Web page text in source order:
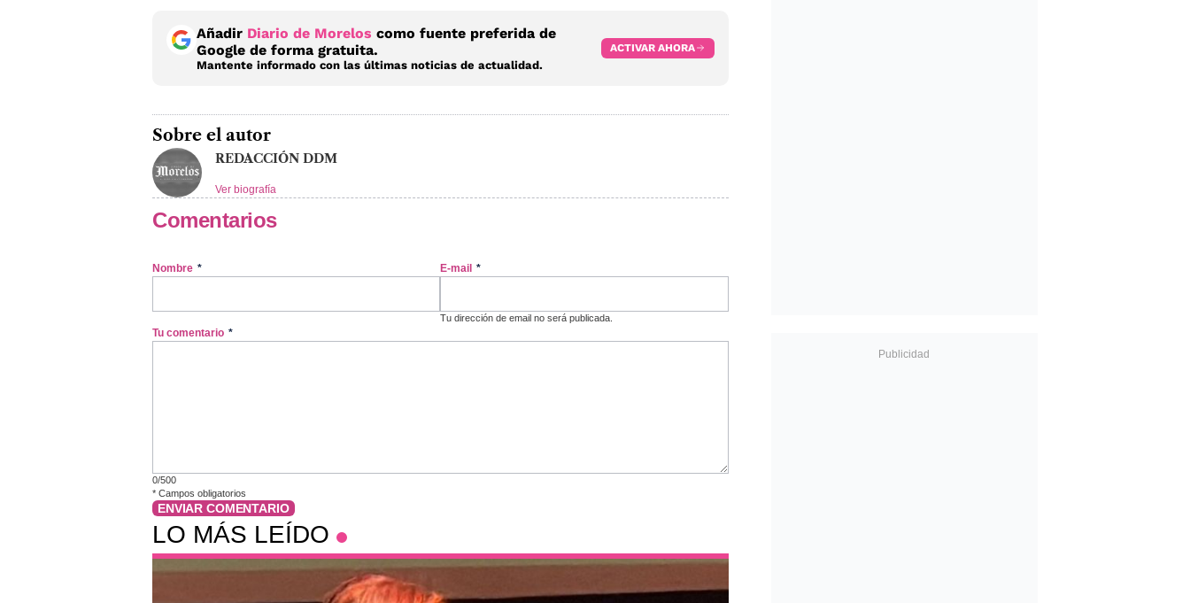
Añadir Diario de Morelos como fuente preferida de
Google de forma gratuita.
Mantente informado con las últimas noticias de actualidad.
ACTIVAR AHORA
Sobre el autor
REDACCIÓN DDM
Ver biografía
Comentarios
Nombre * E-mail *
Tu dirección de email no será publicada.
Tu comentario *
0/500
* Campos obligatorios
ENVIAR COMENTARIO
LO MÁS LEÍDO